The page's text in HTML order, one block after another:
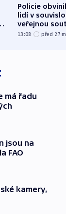
Policie
lidí v
veřejnou
Správy
13:08 před 27 m
má řadu
jsou na
FAO
kamery,